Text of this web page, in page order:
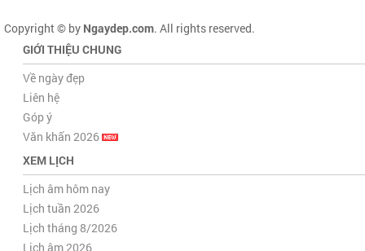
Copyright © by Ngaydep.com. All rights reserved.
GIỚI THIỆU CHUNG
Về ngày đẹp
Liên hệ
Góp ý
Văn khấn 2026
XEM LỊCH
Lịch âm hôm nay
Lịch tuần 2026
Lịch tháng 8/2026
Lịch âm 2026